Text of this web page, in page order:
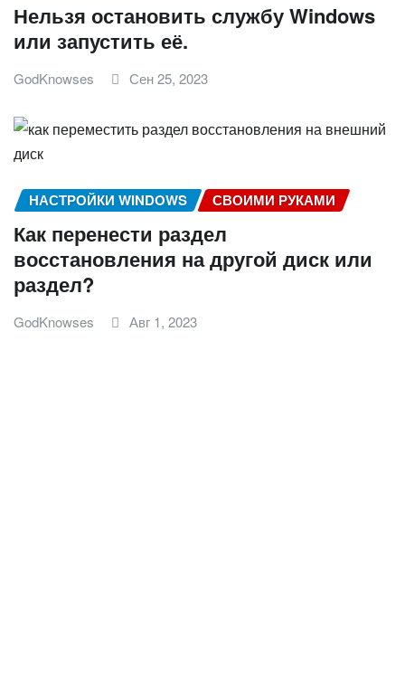
Нельзя остановить службу Windows
или запустить её.
GodKnowses Сен 25, 2023
НАСТРОЙКИ WINDOWS СВОИМИ РУКАМИ
Как перенести раздел
восстановления на другой диск или
раздел?
GodKnowses Авг 1, 2023